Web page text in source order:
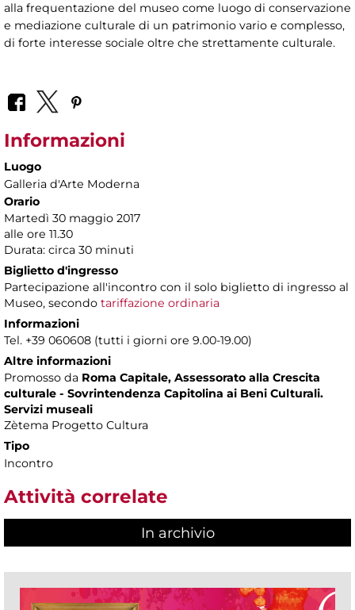
alla frequentazione del museo come luogo di conservazione
e mediazione culturale di un patrimonio vario e complesso,
di forte interesse sociale oltre che strettamente culturale.
Informazioni
Luogo
Galleria d'Arte Moderna
Orario
Martedì 30 maggio 2017
alle ore 11.30
Durata: circa 30 minuti
Biglietto d'ingresso
Partecipazione all'incontro con il solo biglietto di ingresso al
Museo, secondo tariffazione ordinaria
Informazioni
Tel. +39 060608 (tutti i giorni ore 9.00-19.00)
Altre informazioni
Promosso da Roma Capitale, Assessorato alla Crescita
culturale - Sovrintendenza Capitolina ai Beni Culturali.
Servizi museali
Zètema Progetto Cultura
Tipo
Incontro
Attività correlate
In archivio